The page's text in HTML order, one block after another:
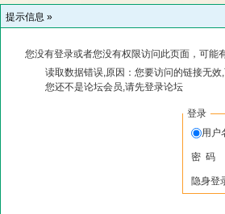
提示信息 »
您没有登录或者您没有权限访问此页面，可能
读取数据错误,原因：您要访问的链接无
您还不是论坛会员,请先登录论坛
登录
用户
密 码
隐身登